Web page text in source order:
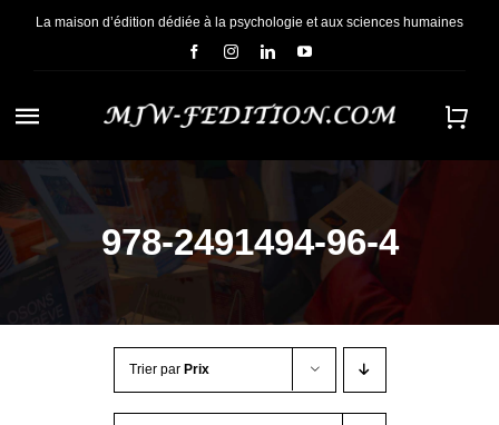
PasserLa maison d’édition dédiée à la psychologie et aux sciences humaines
Navigation
à
bascule
ACCUEIL
NOUS CONNAÎTRE
978-2491494-96-4
Trier par Prix